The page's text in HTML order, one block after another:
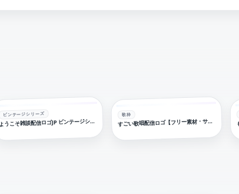
ビンテージシリーズ
ようこそ雑談配信ロゴJP ビンテージシリーズ【フリー素材・サムネ素材】
歌枠
す
ごい歌唱配信ロゴ【フリー素材・サムネ素材】